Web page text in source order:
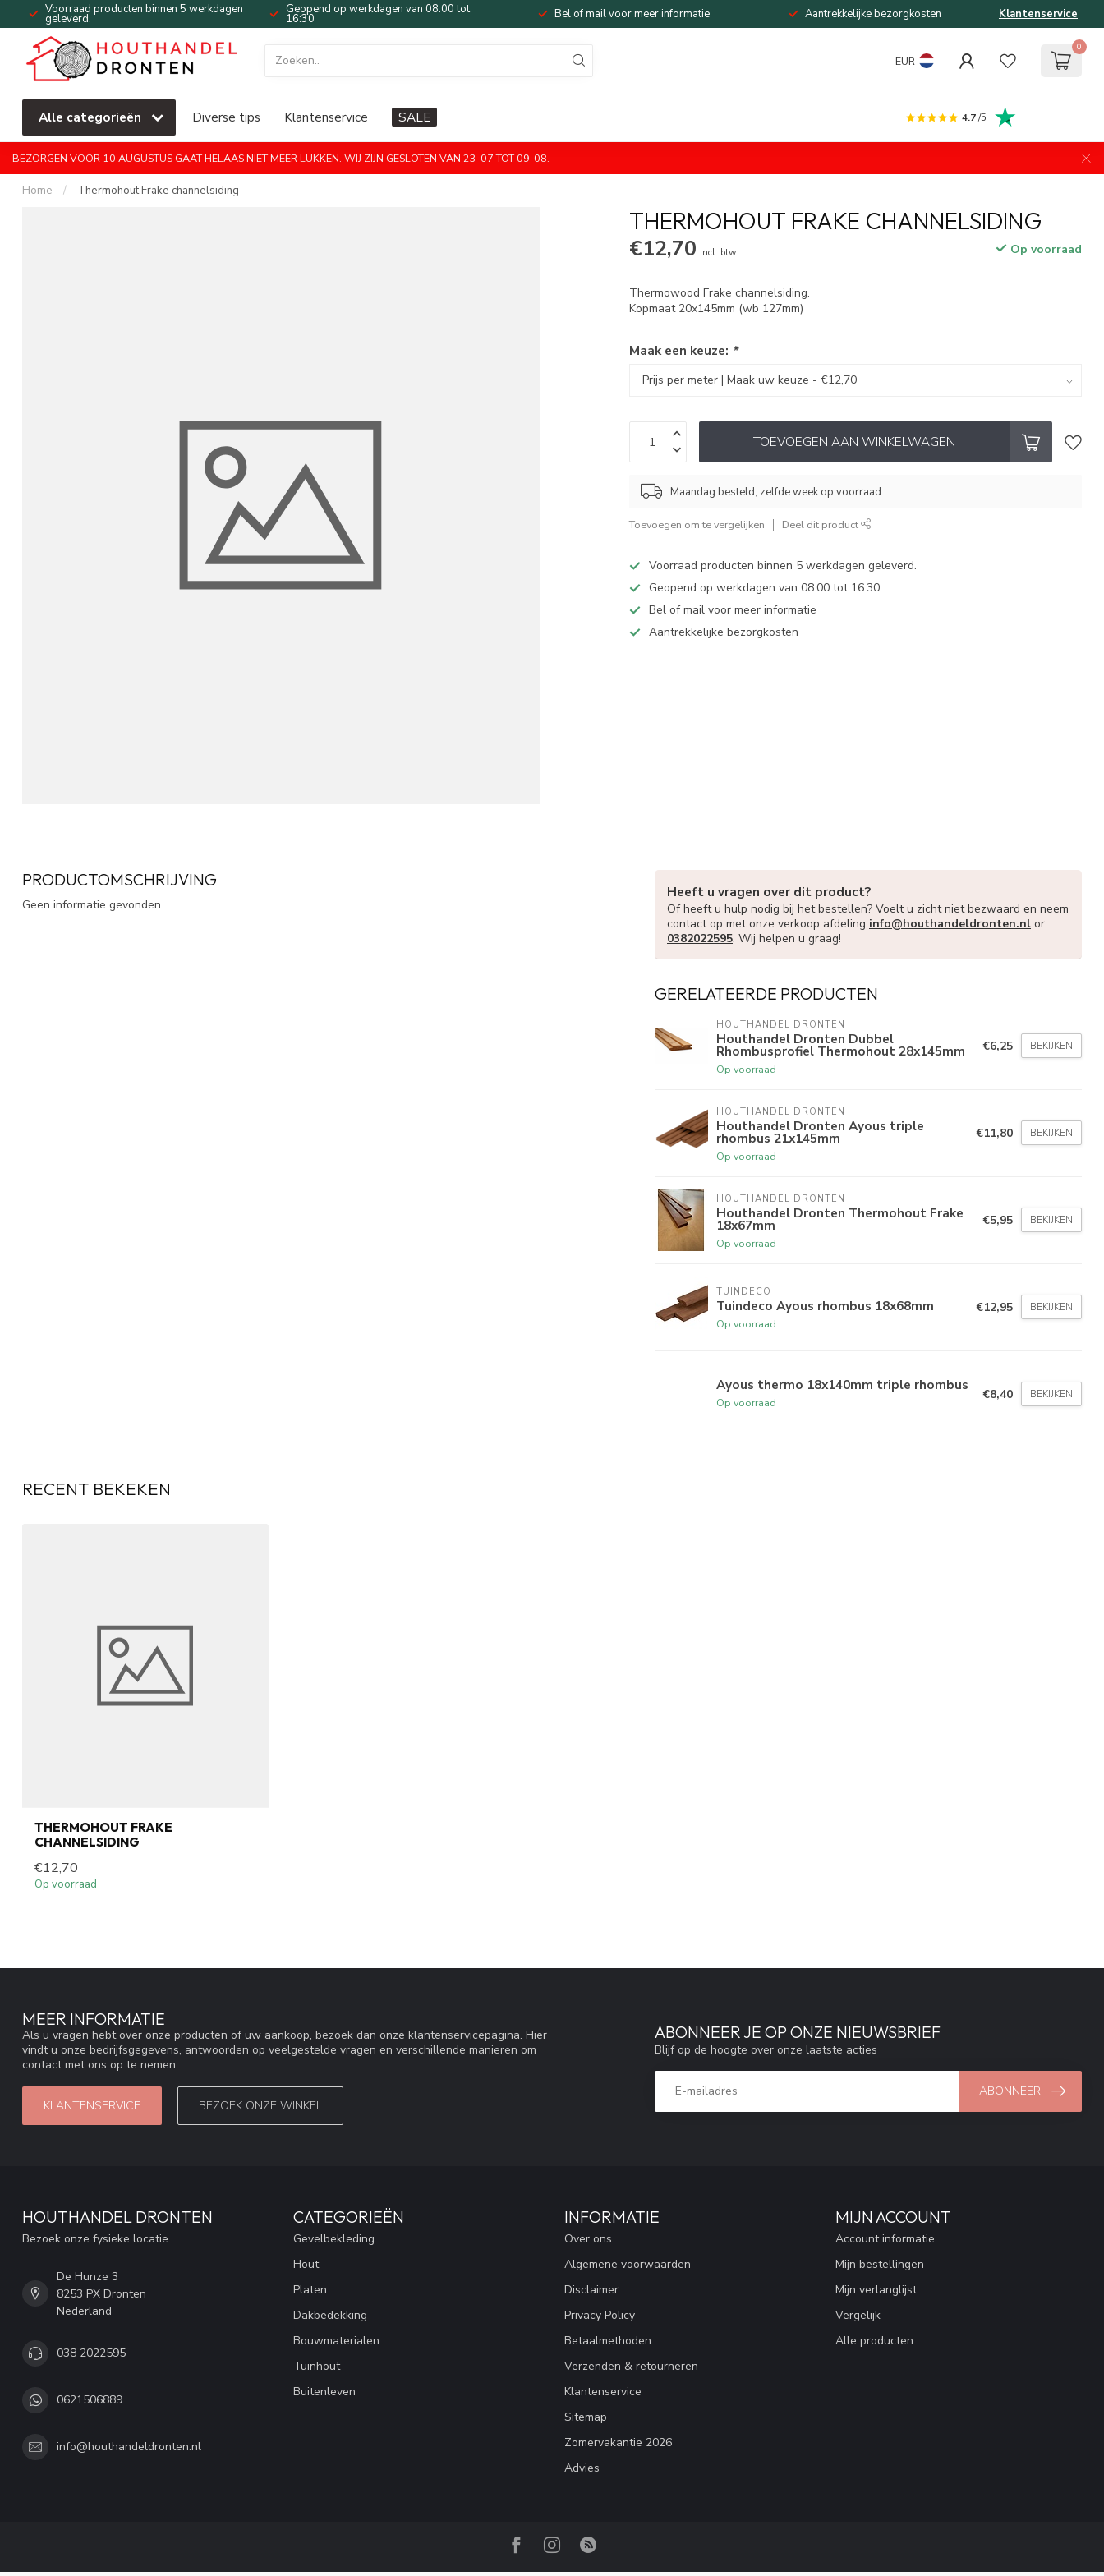
Voorraad producten binnen 5 werkdagen
geleverd.
Geopend op werkdagen van 08:00 tot
16:30 Bel of mail voor meer informatie Aantrekkelijke bezorgkosten Klantenservice
EUR
0
Alle categorieën Diverse tips Klantenservice SALE 4.7/5
BEZORGEN VOOR 10 AUGUSTUS GAAT HELAAS NIET MEER LUKKEN. WIJ ZIJN GESLOTEN VAN 23-07 TOT 09-08.
Home / Thermohout Frake channelsiding
THERMOHOUT FRAKE CHANNELSIDING
€12,70 Incl. btw Op voorraad
Thermowood Frake channelsiding.
Kopmaat 20x145mm (wb 127mm)
Maak een keuze: *
TOEVOEGEN AAN WINKELWAGEN
Maandag besteld, zelfde week op voorraad
Toevoegen om te vergelijken Deel dit product
Voorraad producten binnen 5 werkdagen geleverd.
Geopend op werkdagen van 08:00 tot 16:30
Bel of mail voor meer informatie
Aantrekkelijke bezorgkosten
PRODUCTOMSCHRIJVING
Geen informatie gevonden
Heeft u vragen over dit product?
Of heeft u hulp nodig bij het bestellen? Voelt u zicht niet bezwaard en neem
contact op met onze verkoop afdeling info@houthandeldronten.nl or
0382022595. Wij helpen u graag!
GERELATEERDE PRODUCTEN
HOUTHANDEL DRONTEN
Houthandel Dronten Dubbel
Rhombusprofiel Thermohout 28x145mm
Op voorraad
€6,25 BEKIJKEN
HOUTHANDEL DRONTEN
Houthandel Dronten Ayous triple
rhombus 21x145mm
Op voorraad
€11,80 BEKIJKEN
HOUTHANDEL DRONTEN
Houthandel Dronten Thermohout Frake
18x67mm
Op voorraad
€5,95 BEKIJKEN
TUINDECO
Tuindeco Ayous rhombus 18x68mm
Op voorraad
€12,95 BEKIJKEN
Ayous thermo 18x140mm triple rhombus
Op voorraad
€8,40 BEKIJKEN
RECENT BEKEKEN
THERMOHOUT FRAKE
CHANNELSIDING
€12,70
Op voorraad
MEER INFORMATIE
Als u vragen hebt over onze producten of uw aankoop, bezoek dan onze klantenservicepagina. Hier
vindt u onze bedrijfsgegevens, antwoorden op veelgestelde vragen en verschillende manieren om
contact met ons op te nemen.
KLANTENSERVICE BEZOEK ONZE WINKEL
ABONNEER JE OP ONZE NIEUWSBRIEF
Blijf op de hoogte over onze laatste acties
ABONNEER
HOUTHANDEL DRONTEN
Bezoek onze fysieke locatie
De Hunze 3
8253 PX Dronten
Nederland
038 2022595
0621506889
info@houthandeldronten.nl
CATEGORIEËN
Gevelbekleding
Hout
Platen
Dakbedekking
Bouwmaterialen
Tuinhout
Buitenleven
INFORMATIE
Over ons
Algemene voorwaarden
Disclaimer
Privacy Policy
Betaalmethoden
Verzenden & retourneren
Klantenservice
Sitemap
Zomervakantie 2026
Advies
MIJN ACCOUNT
Account informatie
Mijn bestellingen
Mijn verlanglijst
Vergelijk
Alle producten